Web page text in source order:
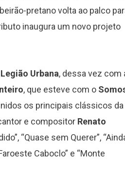
pretano volta ao palco
inaugura um novo projeto
Legião Urbana, dessa vez com
, que esteve com o
os principais clássicos da
e compositor Renato
“Quase sem Querer”,
Caboclo” e “Monte